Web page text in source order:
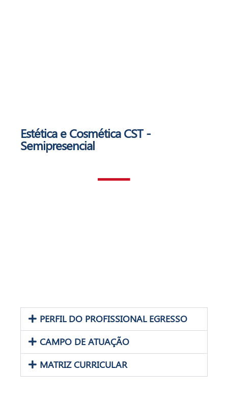
Estética e CosméticaCST -
Semipresencial
PERFIL DO PROFISSIONAL EGRESSO
CAMPO DE ATUAÇÃO
MATRIZ CURRICULAR